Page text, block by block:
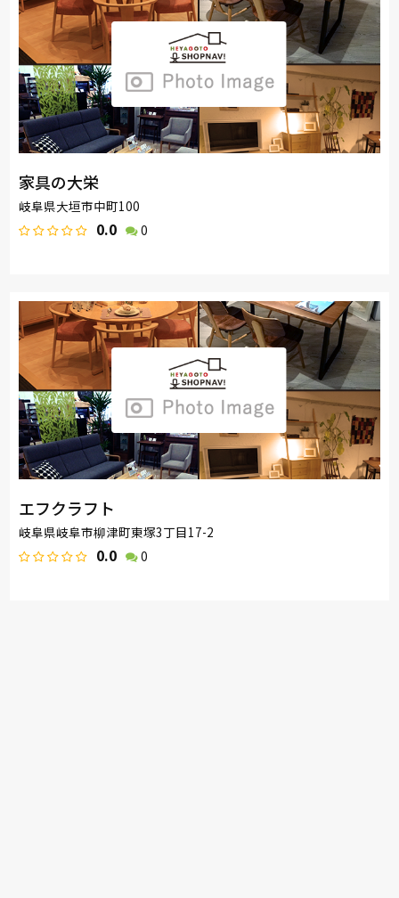
家具の大栄
岐阜県大垣市中町100
0.0 0
エフクラフト
岐阜県岐阜市柳津町東塚3丁目17-2
0.0 0